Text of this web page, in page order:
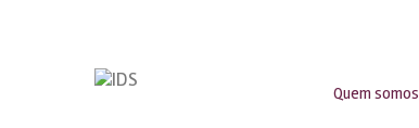
Quem somos